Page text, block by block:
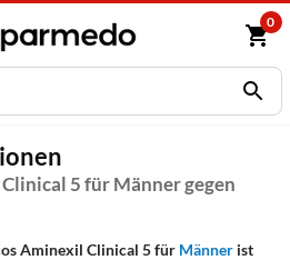
0
5 für Männer gegen
Aminexil Clinical 5 für Männerist